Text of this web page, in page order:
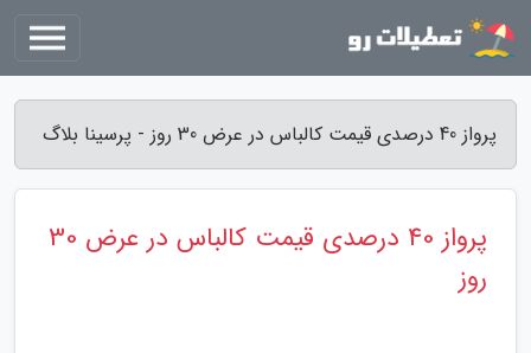
پرواز 40 درصدی قیمت کالباس در عرض 30 روز - پرسینا بلاگ
پرواز 40 درصدی قیمت کالباس در عرض 30
روز